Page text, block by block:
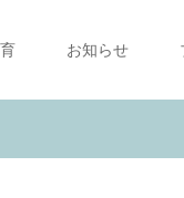
お知らせ